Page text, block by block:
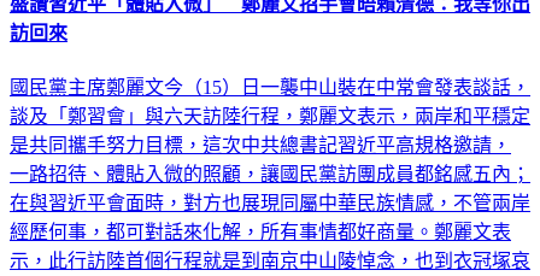
訪回來
國民黨主席鄭麗文今（15）日一襲中山裝在中常會發表談話，
談及「鄭習會」與六天訪陸行程，鄭麗文表示，兩岸和平穩定
是共同攜手努力目標，這次中共總書記習近平高規格邀請，
一路招待、體貼入微的照顧，讓國民黨訪團成員都銘感五內；
在與習近平會面時，對方也展現同屬中華民族情感，不管兩岸
經歷何事，都可對話來化解，所有事情都好商量。鄭麗文表
示，此行訪陸首個行程就是到南京中山陵悼念，也到衣冠塚哀